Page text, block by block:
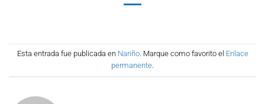
Esta entrada fue publicada en Nariño. Marque como favorito el Enlace
permanente.